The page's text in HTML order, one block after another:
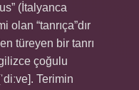
(İtalyanca
olan “tanrıça”dır
türeyen bir tanrı
çoğulu
Terimin